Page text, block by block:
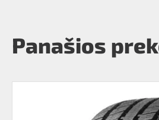
Panašios